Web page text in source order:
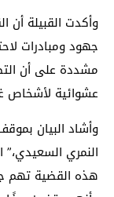
وأكدت القبيلة أن
جهود ومبادرات
مشددة على أن
عشوائية لأشخاص
وأشاد البيان
النمري
هذه القضية تهم